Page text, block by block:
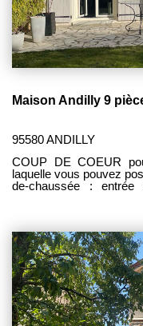
Maison Andilly 9
95580 ANDILLY
COUP DE COEUR
laquelle vous pouvez poser vos
de-chaussée : entrée
privative, 1 servant de bureau et permettant
combles. Au second :
grenier de rangement
sans vis à vis de 331
Proche école, collège
parc et piscine La
IMPECCABLABLE ----- HONORAIRES CHARGE VENDEUR -
----